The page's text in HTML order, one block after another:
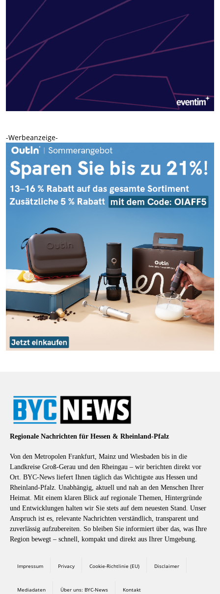
-Werbeanzeige-
Regionale Nachrichten für Hessen & Rheinland-Pfalz
Von den Metropolen Frankfurt, Mainz und Wiesbaden bis in die
Landkreise Groß-Gerau und den Rheingau – wir berichten direkt vor
Ort. BYC-News liefert Ihnen täglich das Wichtigste aus Hessen und
Rheinland-Pfalz. Unabhängig, aktuell und nah an den Menschen Ihrer
Heimat. Mit einem klaren Blick auf regionale Themen, Hintergründe
und Entwicklungen halten wir Sie stets auf dem neuesten Stand. Unser
Anspruch ist es, relevante Nachrichten verständlich, transparent und
zuverlässig aufzubereiten. So bleiben Sie informiert über das, was Ihre
Region bewegt – schnell, kompakt und direkt aus Ihrer Umgebung.
Impressum Privacy Cookie-Richtlinie (EU) Disclaimer
Mediadaten Über uns: BYC-News Kontakt